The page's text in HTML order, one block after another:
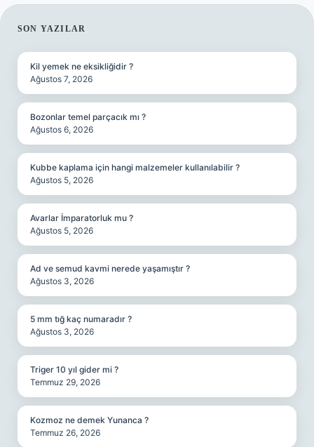
SIDEBAR
SON YAZILAR
Kil yemek ne eksikliğidir ?
Ağustos 7, 2026
Bozonlar temel parçacık mı ?
Ağustos 6, 2026
Kubbe kaplama için hangi malzemeler kullanılabilir ?
Ağustos 5, 2026
Avarlar İmparatorluk mu ?
Ağustos 5, 2026
Ad ve semud kavmi nerede yaşamıştır ?
Ağustos 3, 2026
5 mm tığ kaç numaradır ?
Ağustos 3, 2026
Triger 10 yıl gider mi ?
Temmuz 29, 2026
Kozmoz ne demek Yunanca ?
Temmuz 26, 2026